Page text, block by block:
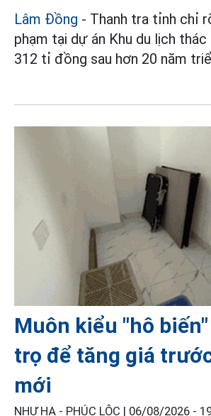
Lâm Đồng - Thanh tra tỉnh chỉ
phạm tại dự án Khu du lịch thác
312 tỉ đồng sau hơn 20 năm
Muôn kiểu "hô
trọ để tăng giá
mới
NHƯ HẠ - PHÚC LỘC | 06/08/2026 -